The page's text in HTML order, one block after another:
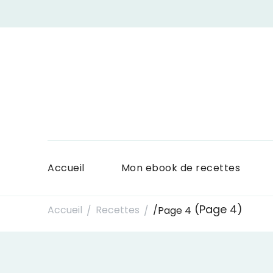
Accueil Mon ebook de recettes
Accueil / Recettes / /Page 4 (Page 4)